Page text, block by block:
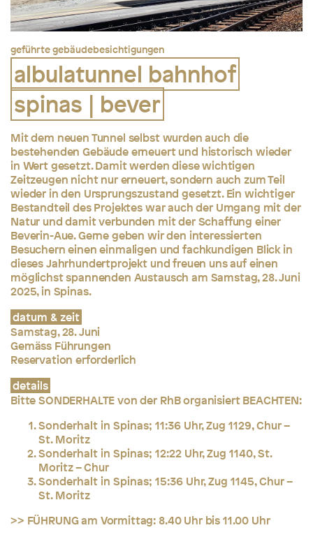
geführte gebäudebesichtigungen
albulatunnel bahnhof
spinas | bever
Mit dem neuen Tunnel selbst wurden auch die
bestehenden Gebäude erneuert und historisch wieder
in Wert gesetzt. Damit werden diese wichtigen
Zeitzeugen nicht nur erneuert, sondern auch zum Teil
wieder in den Ursprungszustand gesetzt. Ein wichtiger
Bestandteil des Projektes war auch der Umgang mit der
Natur und damit verbunden mit der Schaffung einer
Beverin-Aue. Gerne geben wir den interessierten
Besuchern einen einmaligen und fachkundigen Blick in
dieses Jahrhundertprojekt und freuen uns auf einen
möglichst spannenden Austausch am Samstag, 28. Juni
2025, in Spinas.
datum & zeit
Samstag, 28. Juni
Gemäss Führungen
Reservation erforderlich
details
Bitte SONDERHALTE von der RhB organisiert BEACHTEN:
Sonderhalt in Spinas; 11:36 Uhr, Zug 1129, Chur –
St. Moritz
Sonderhalt in Spinas; 12:22 Uhr, Zug 1140, St.
Moritz – Chur
Sonderhalt in Spinas; 15:36 Uhr, Zug 1145, Chur –
St. Moritz
>> FÜHRUNG am Vormittag: 8.40 Uhr bis 11.00 Uhr